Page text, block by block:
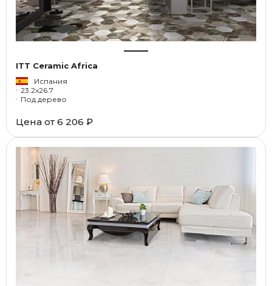
ITT Ceramic Africa
Испания
23.2x26.7
Под дерево
Цена от 6 206 ₽